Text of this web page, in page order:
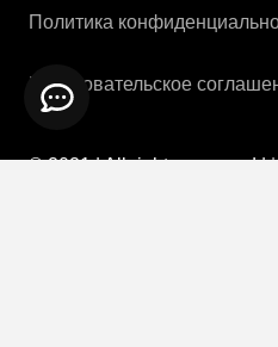
Политика
Пользовательское
© 2021 | All rights reserved |